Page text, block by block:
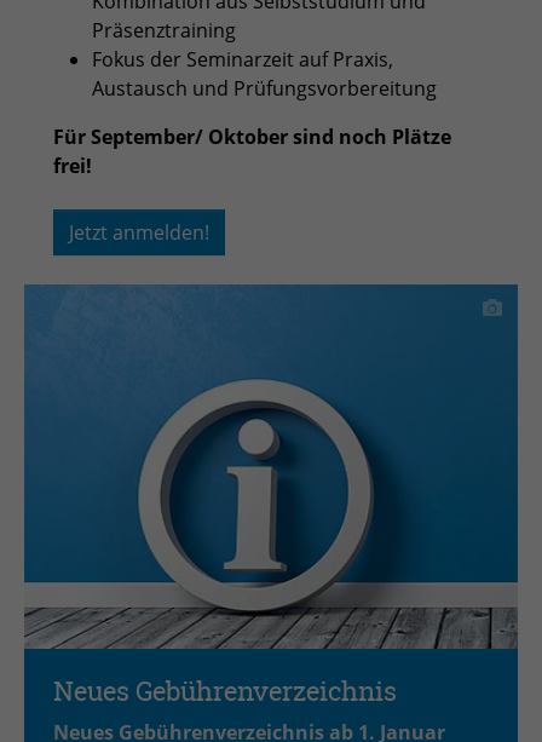
Präsenztraining
Fokus der Seminarzeit auf Praxis,
Austausch und Prüfungsvorbereitung
Für September/ Oktober sind noch Plätze
frei!
Jetzt anmelden!
Neues Gebührenverzeichnis
Neues Gebührenverzeichnis ab 1. Januar